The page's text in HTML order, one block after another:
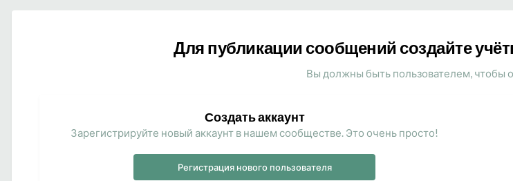
Для публикации сообщений создайте
Вы должны быть пользователем, чтобы
Создать аккаунт
Зарегистрируйте новый аккаунт в нашем сообществе. Это очень просто!
Регистрация нового пользователя